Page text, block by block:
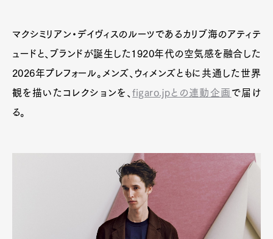
マクシミリアン・デイヴィスのルーツであるカリブ海のアティテ
ュードと、ブランドが誕生した1920年代の空気感を融合した
2026年プレフォール。メンズ、ウィメンズともに共通した世界
観を描いたコレクションを、figaro.jpとの連動企画 で届け
る。